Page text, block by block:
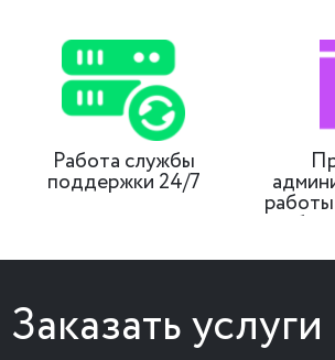
Работа службы
поддержки 24/7
Заказать услуги